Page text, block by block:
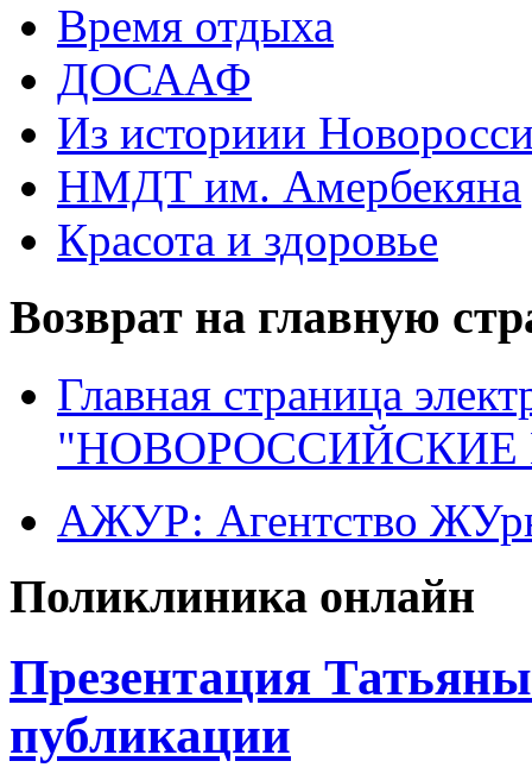
Время отдыха
ДОСААФ
Из историии
НМДТ им. Амербекяна
Красота и здоровье
Возврат на главную
Главная страница
"НОВОРОССИЙСКИЕ
АЖУР: Агентство
Поликлиника онлайн
Презентация
публикации